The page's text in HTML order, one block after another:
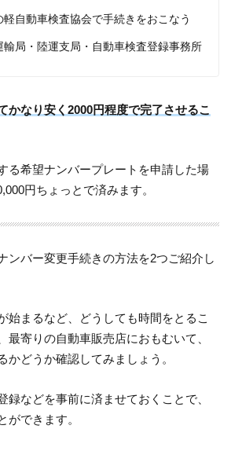
自動車検査協会で手続きをおこなう
輸局・陸運支局・自動車検査登録事務所
かなり安く2000円程度で完了させるこ
る希望ナンバープレートを申請した場
円ちょっとで済みます。
ンバー変更手続きの方法を2つご紹介し
始まるなど、どうしても時間をとるこ
最寄りの自動車販売店におもむいて、
かどうか確認してみましょう。
録などを事前に済ませておくことで、
ができます。